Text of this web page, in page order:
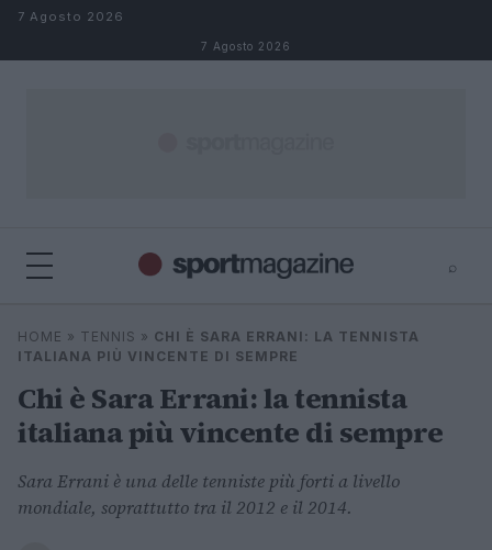
Salta al contenuto
7 Agosto 2026
7 Agosto 2026
⌕
Cerca
HOME » TENNIS » CHI È SARA ERRANI: LA TENNISTA
ITALIANA PIÙ VINCENTE DI SEMPRE
Chi è Sara Errani: la tennista
italiana più vincente di sempre
Sara Errani è una delle tenniste più forti a livello
mondiale, soprattutto tra il 2012 e il 2014.